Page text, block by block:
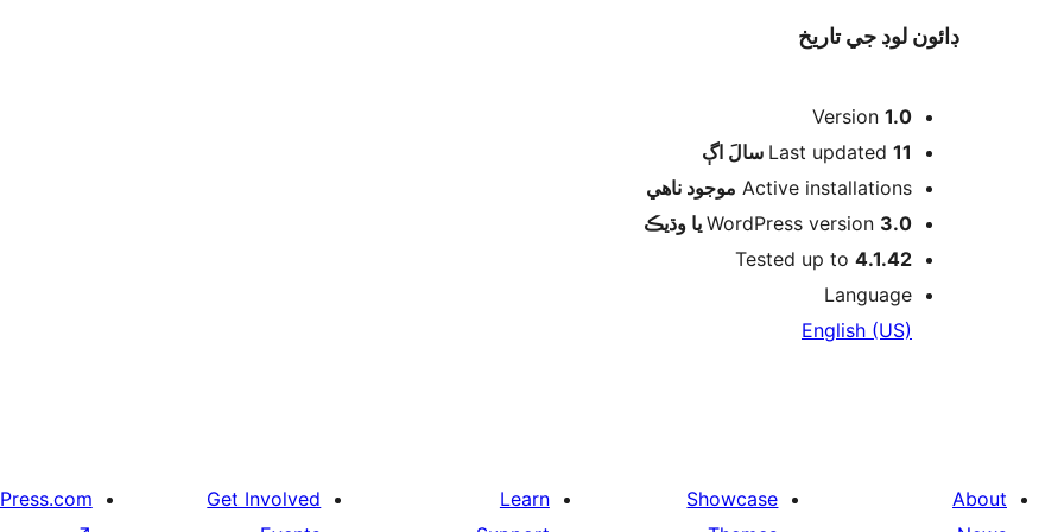
ڊائون لوڊ جي تاريخ
ميٽا Version 1.0
Last updated 11 سالَ
اڳ
Active installations موجود ناھي
WordPress version 3.0 يا وڌيڪ
Tested up to 4.1.42
Language
English (US)
About
Showcase
Learn
Get Involved